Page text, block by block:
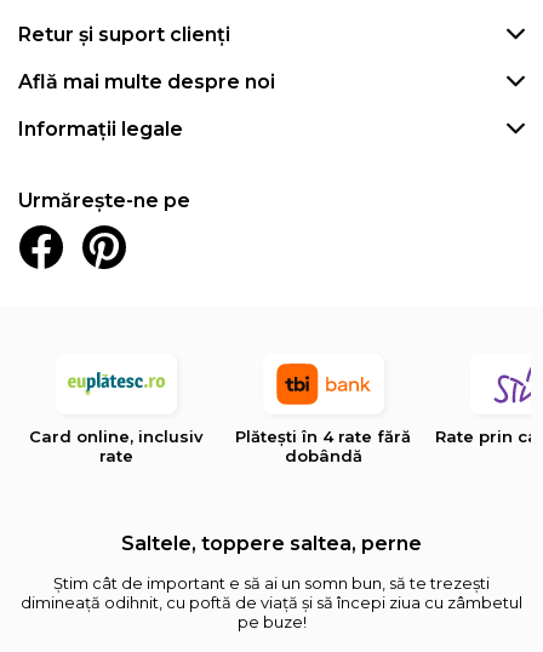
Retur și suport clienți
Află mai multe despre noi
Informații legale
Urmărește-ne pe
Card online, inclusiv
rate
Plătești în 4 rate fără
dobândă
Rate prin
Saltele, toppere saltea, perne
Știm cât de important e să ai un somn bun, să te trezești
dimineață odihnit, cu poftă de viață și să începi ziua cu zâmbetul
pe buze!